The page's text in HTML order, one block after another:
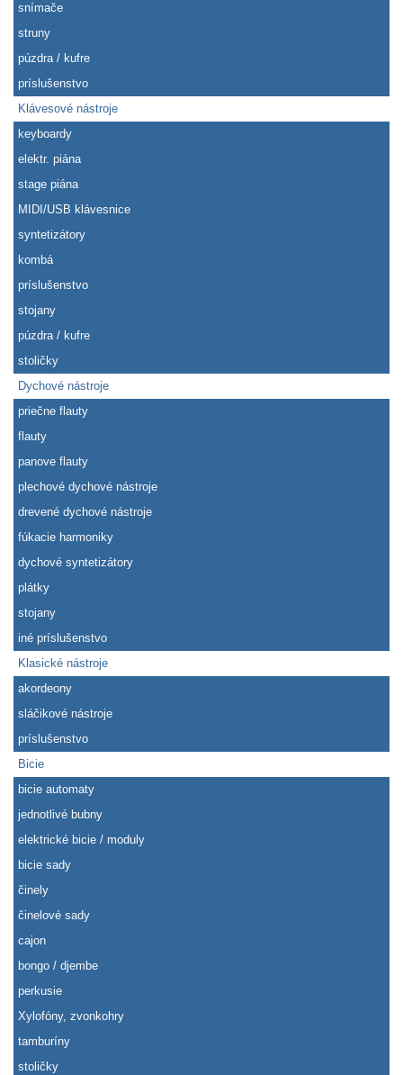
snímače
struny
púzdra / kufre
príslušenstvo
Klávesové nástroje
keyboardy
elektr. piána
stage piána
MIDI/USB klávesnice
syntetizátory
kombá
príslušenstvo
stojany
púzdra / kufre
stoličky
Dychové nástroje
priečne flauty
flauty
panove flauty
plechové dychové nástroje
drevené dychové nástroje
fúkacie harmoniky
dychové syntetizátory
plátky
stojany
iné príslušenstvo
Klasické nástroje
akordeony
sláčikové nástroje
príslušenstvo
Bicie
bicie automaty
jednotlivé bubny
elektrické bicie / moduly
bicie sady
činely
činelové sady
cajon
bongo / djembe
perkusie
Xylofóny, zvonkohry
tamburíny
stoličky